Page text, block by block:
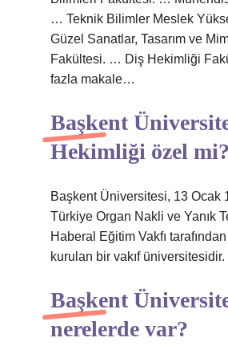
… Teknik Bilimler Meslek
Güzel Sanatlar, Tasarım ve
Fakültesi. … Diş Hekimliği
fazla makale…
Başkent
Hekimliği özel mi?
Başkent Üniversitesi, 13 Ocak
Türkiye Organ Nakli ve Yanık
Haberal Eğitim Vakfı
kurulan bir vakıf üniversitesidir.
Başkent
nerelerde var?